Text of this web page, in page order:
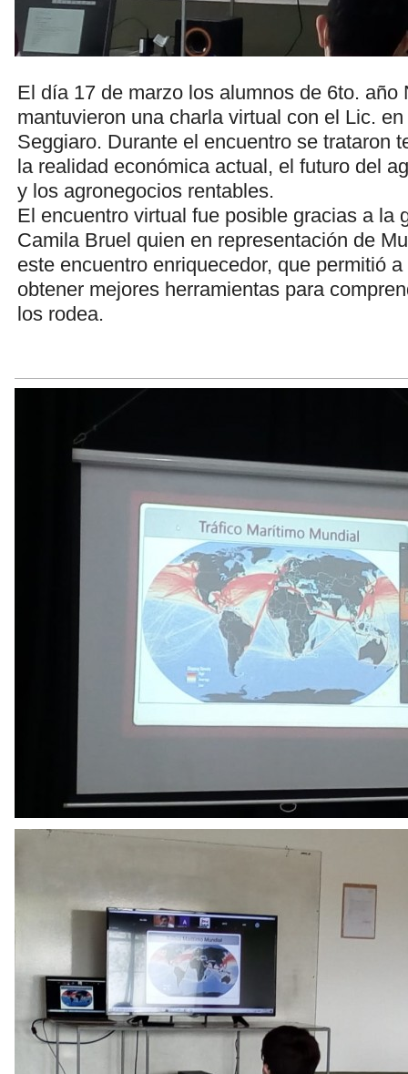
El día 17 de marzo los alumnos de 6to. año
mantuvieron una charla virtual con el Lic.
Seggiaro. Durante el encuentro se trataron
la realidad económica actual, el futuro del
y los agronegocios rentables.
El encuentro virtual fue posible gracias a la
Camila Bruel quien en representación de
este encuentro enriquecedor, que permitió
obtener mejores herramientas para
los rodea.